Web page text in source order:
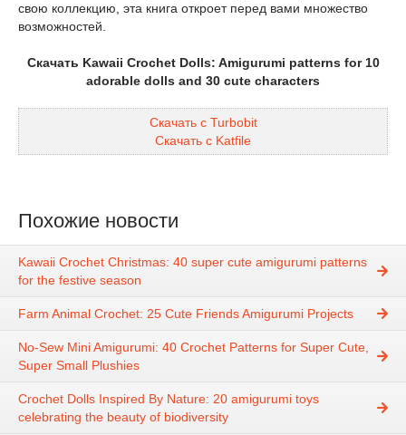
свою коллекцию, эта книга откроет перед вами множество
возможностей.
Скачать Kawaii Crochet Dolls: Amigurumi patterns for 10
adorable dolls and 30 cute characters
Скачать с Turbobit
Скачать с Katfile
Похожие новости
Kawaii Crochet Christmas: 40 super cute amigurumi patterns
for the festive season
Farm Animal Crochet: 25 Cute Friends Amigurumi Projects
No-Sew Mini Amigurumi: 40 Crochet Patterns for Super Cute,
Super Small Plushies
Crochet Dolls Inspired By Nature: 20 amigurumi toys
celebrating the beauty of biodiversity